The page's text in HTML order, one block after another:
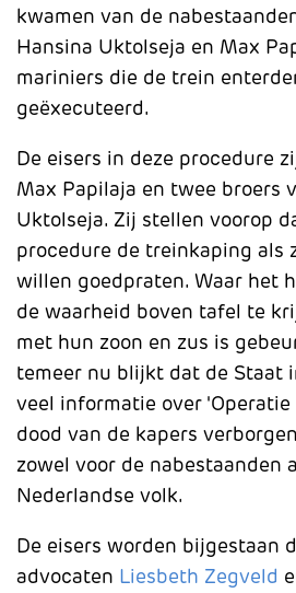
kwamen van de
Hansina Uktolseja en Max
mariniers die de trein
geëxecuteerd.
De eisers in deze procedure
Max Papilaja en twee broers
Uktolseja. Zij stellen voorop
procedure de treinkaping als
willen goedpraten. Waar het
de waarheid boven tafel te
met hun zoon en zus is
temeer nu blijkt dat de Staat
veel informatie over 'Operatie
dood van de kapers
zowel voor de nabestaanden
Nederlandse volk.
De eisers worden bijgestaan
advocaten Liesbeth Zegveld